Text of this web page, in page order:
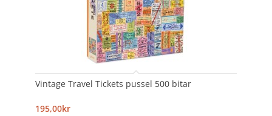
Vintage Travel Tickets pussel 500 bitar
195,00kr